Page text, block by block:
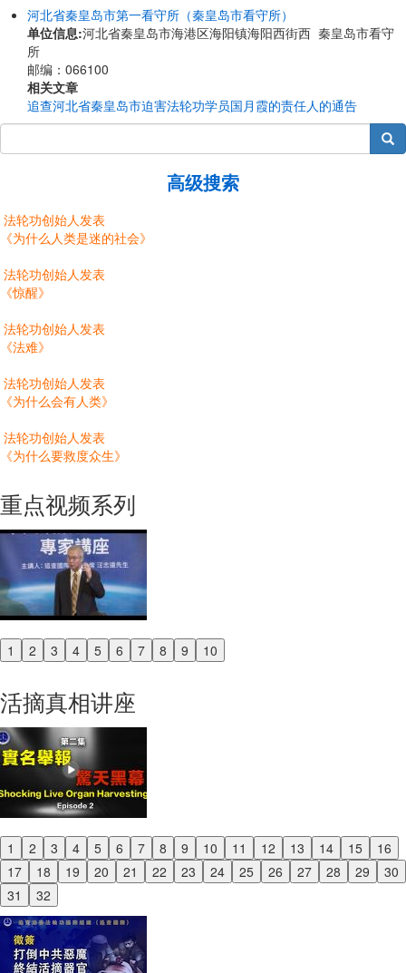
河北省秦皇岛市第一看守所（秦皇岛市看守所）
单位信息:河北省秦皇岛市海港区海阳镇海阳西街西 秦皇岛市看守
所
邮编：066100
相关文章
追查河北省秦皇岛市迫害法轮功学员国月霞的责任人的通告
搜索
高级搜索
法轮功创始人发表
《为什么人类是迷的社会》
法轮功创始人发表
《惊醒》
法轮功创始人发表
《法难》
法轮功创始人发表
《为什么会有人类》
法轮功创始人发表
《为什么要救度众生》
重点视频系列
1 2 3 4 5 6 7 8 9 10
Previous
活摘真相讲座
1 2 3 4 5 6 7 8 9 10 11 12 13 14 15
16
17
18 19 20 21 22 23 24 25 26 27 28 29
30
31
32
Previous
Next